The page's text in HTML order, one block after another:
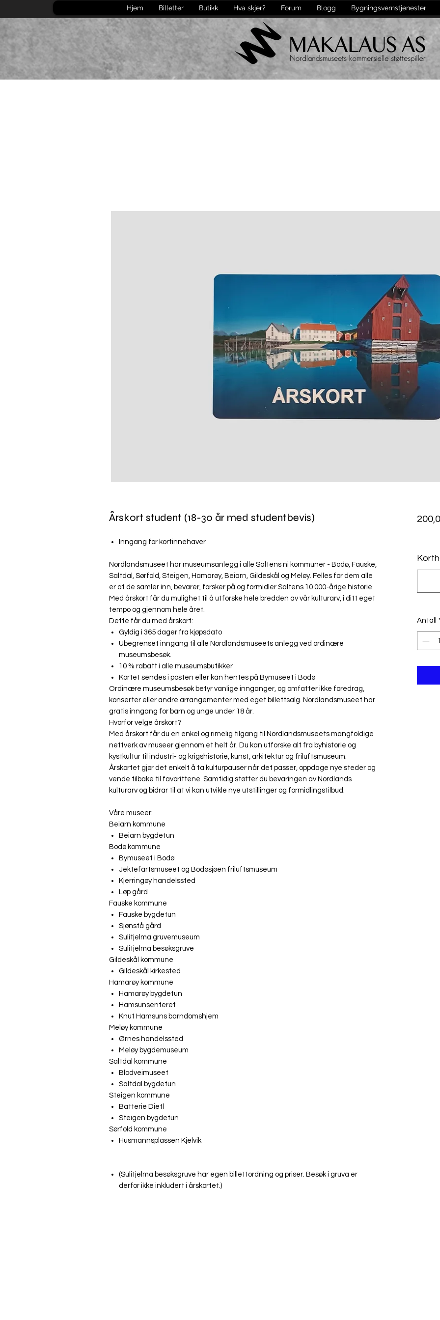
Hjem Billetter Butikk Hva skjer? Forum Blogg Bygningsvernstjenester
Årskort student (18-30 år med studentbevis)
Inngang for kortinnehaver
Nordlandsmuseet har museumsanlegg i alle Saltens ni kommuner - Bodø, Fauske,
Saltdal, Sørfold, Steigen, Hamarøy, Beiarn, Gildeskål og Meløy. Felles for dem alle
er at de samler inn, bevarer, forsker på og formidler Saltens 10 000-årige historie.
Med årskort får du mulighet til å utforske hele bredden av vår kulturarv, i ditt eget
tempo og gjennom hele året.
Dette får du med årskort:
Gyldig i 365 dager fra kjøpsdato
Ubegrenset inngang til alle Nordlandsmuseets anlegg ved ordinære
museumsbesøk.
10 % rabatt i alle museumsbutikker
Kortet sendes i posten eller kan hentes på Bymuseet i Bodø
Ordinære museumsbesøk betyr vanlige innganger, og omfatter ikke foredrag,
konserter eller andre arrangementer med eget billettsalg. Nordlandsmuseet har
gratis inngang for barn og unge under 18 år.
Hvorfor velge årskort?
Med årskort får du en enkel og rimelig tilgang til Nordlandsmuseets mangfoldige
nettverk av museer gjennom et helt år. Du kan utforske alt fra byhistorie og
kystkultur til industri- og krigshistorie, kunst, arkitektur og friluftsmuseum.
Årskortet gjør det enkelt å ta kulturpauser når det passer, oppdage nye steder og
vende tilbake til favorittene. Samtidig støtter du bevaringen av Nordlands
kulturarv og bidrar til at vi kan utvikle nye utstillinger og formidlingstilbud.
Våre museer:
Beiarn kommune
Beiarn bygdetun
Bodø kommune
Bymuseet i Bodø
Jektefartsmuseet og Bodøsjøen friluftsmuseum
Kjerringøy handelssted
Løp gård
Fauske kommune
Fauske bygdetun
Sjønstå gård
Sulitjelma gruvemuseum
Sulitjelma besøksgruve
Gildeskål kommune
Gildeskål kirkested
Hamarøy kommune
Hamarøy bygdetun
Hamsunsenteret
Knut Hamsuns barndomshjem
Meløy kommune
Ørnes handelssted
Meløy bygdemuseum
Saltdal kommune
Blodveimuseet
Saltdal bygdetun
Steigen kommune
Batterie Dietl
Steigen bygdetun
Sørfold kommune
Husmannsplassen Kjelvik
(Sulitjelma besøksgruve har egen billettordning og priser. Besøk i gruva er
derfor ikke inkludert i årskortet.)
Antall